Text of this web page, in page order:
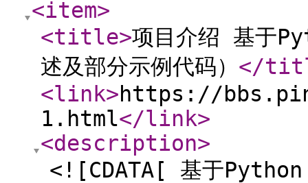
<item>
<title>项目介绍 基于
述及部分示例代码） </
<link>https://
1.html</link>
<description>
<![CDATA[ 基于Python